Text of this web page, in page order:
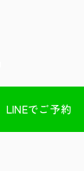
LINEでご予約